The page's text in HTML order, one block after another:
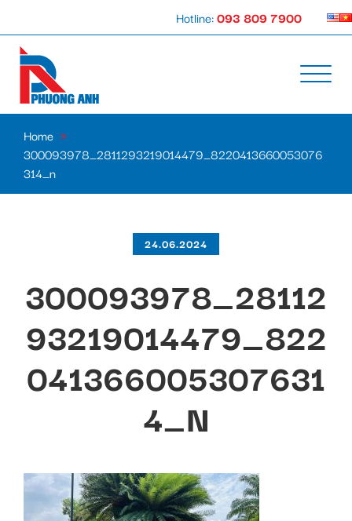
Hotline:093 809 7900
Home »
300093978_2811293219014479_8220413660053076
314_n
24.06.2024
300093978_28112
93219014479_822
041366005307631
4_N